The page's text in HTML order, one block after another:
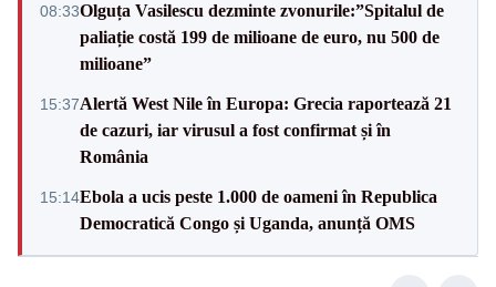
08:33Olguța Vasilescu dezminte zvonurile:”Spitalul de
paliație costă 199 de milioane de euro, nu 500 de
milioane”
15:37Alertă West Nile în Europa: Grecia raportează 21
de cazuri, iar virusul a fost confirmat și în
România
15:14Ebola a ucis peste 1.000 de oameni în Republica
Democratică Congo și Uganda, anunță OMS